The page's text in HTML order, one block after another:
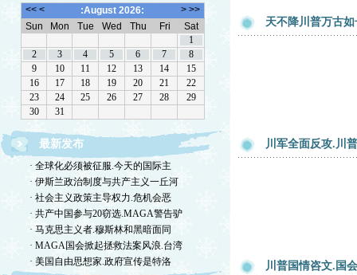
最新发布
· 全球化必须被征服.今天的国际主
· 伊斯兰政治制度与共产主义一丘河
· 社会主义政策主导权力.危机会恶
· 共产中国参与20窃选.MAGA警告驴
· 马克思主义者.穆斯林和黑暗面同
· MAGA国会掀起拯救法案风浪.台湾
· 美国自由思想家.政府宣传是特洛
天不降川普万古
川军全面反攻.川
川普国情咨文.国